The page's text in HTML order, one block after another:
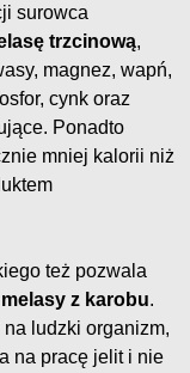
surowca
trzcinową,
magnez, wapń,
cynk oraz
Ponadto
mniej kalorii niż
też pozwala
melasy z karobu.
ludzki organizm,
na pracę jelit i nie